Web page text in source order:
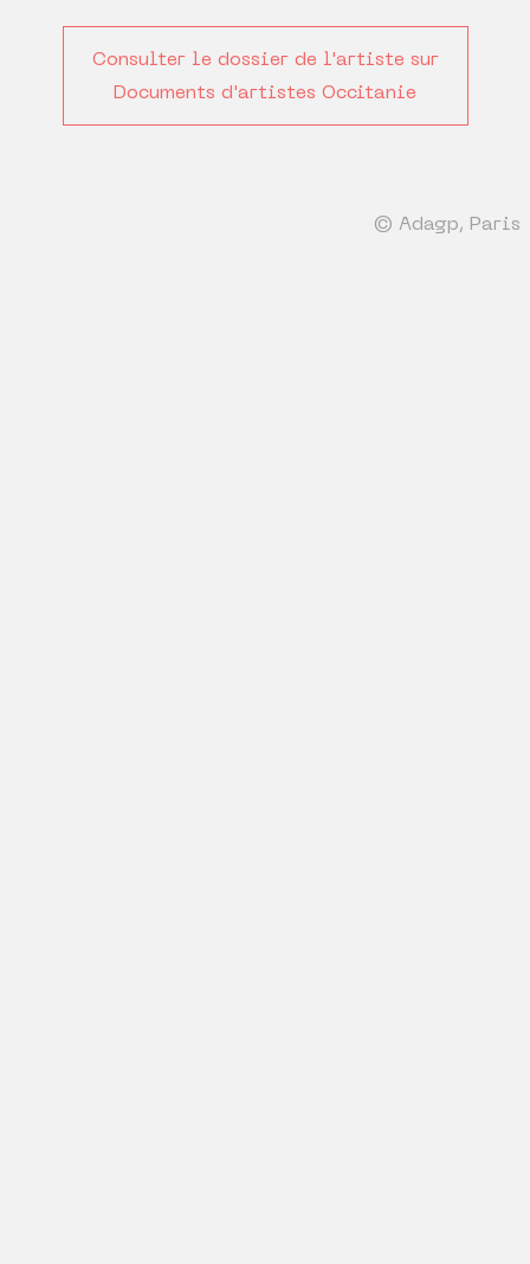
Consulter le dossier de l'artiste sur
Documents d'artistes Occitanie
© Adagp, Paris